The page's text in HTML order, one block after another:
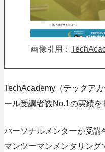
画像引用：
TechAcademy（テックアカ
ール受講者数No.1の実績を
パーソナルメンターが受講
マンツーマンメンタリング